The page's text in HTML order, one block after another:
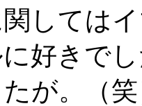
しては
好きで
が。（